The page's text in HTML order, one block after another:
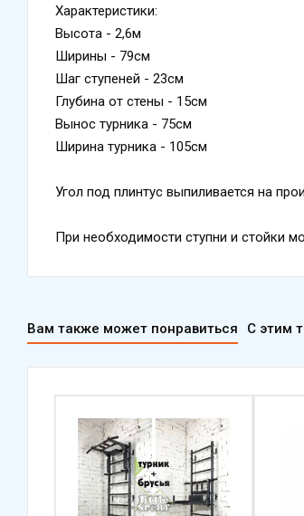
Характеристики:
Высота - 2,6м
Ширины - 79см
Шаг ступеней - 23см
Глубина от стены - 15см
Вынос турника - 75см
Ширина турника - 105см
Угол под плинтус выпиливается на
При необходимости ступни и стойки
Вам также может понравиться С этим